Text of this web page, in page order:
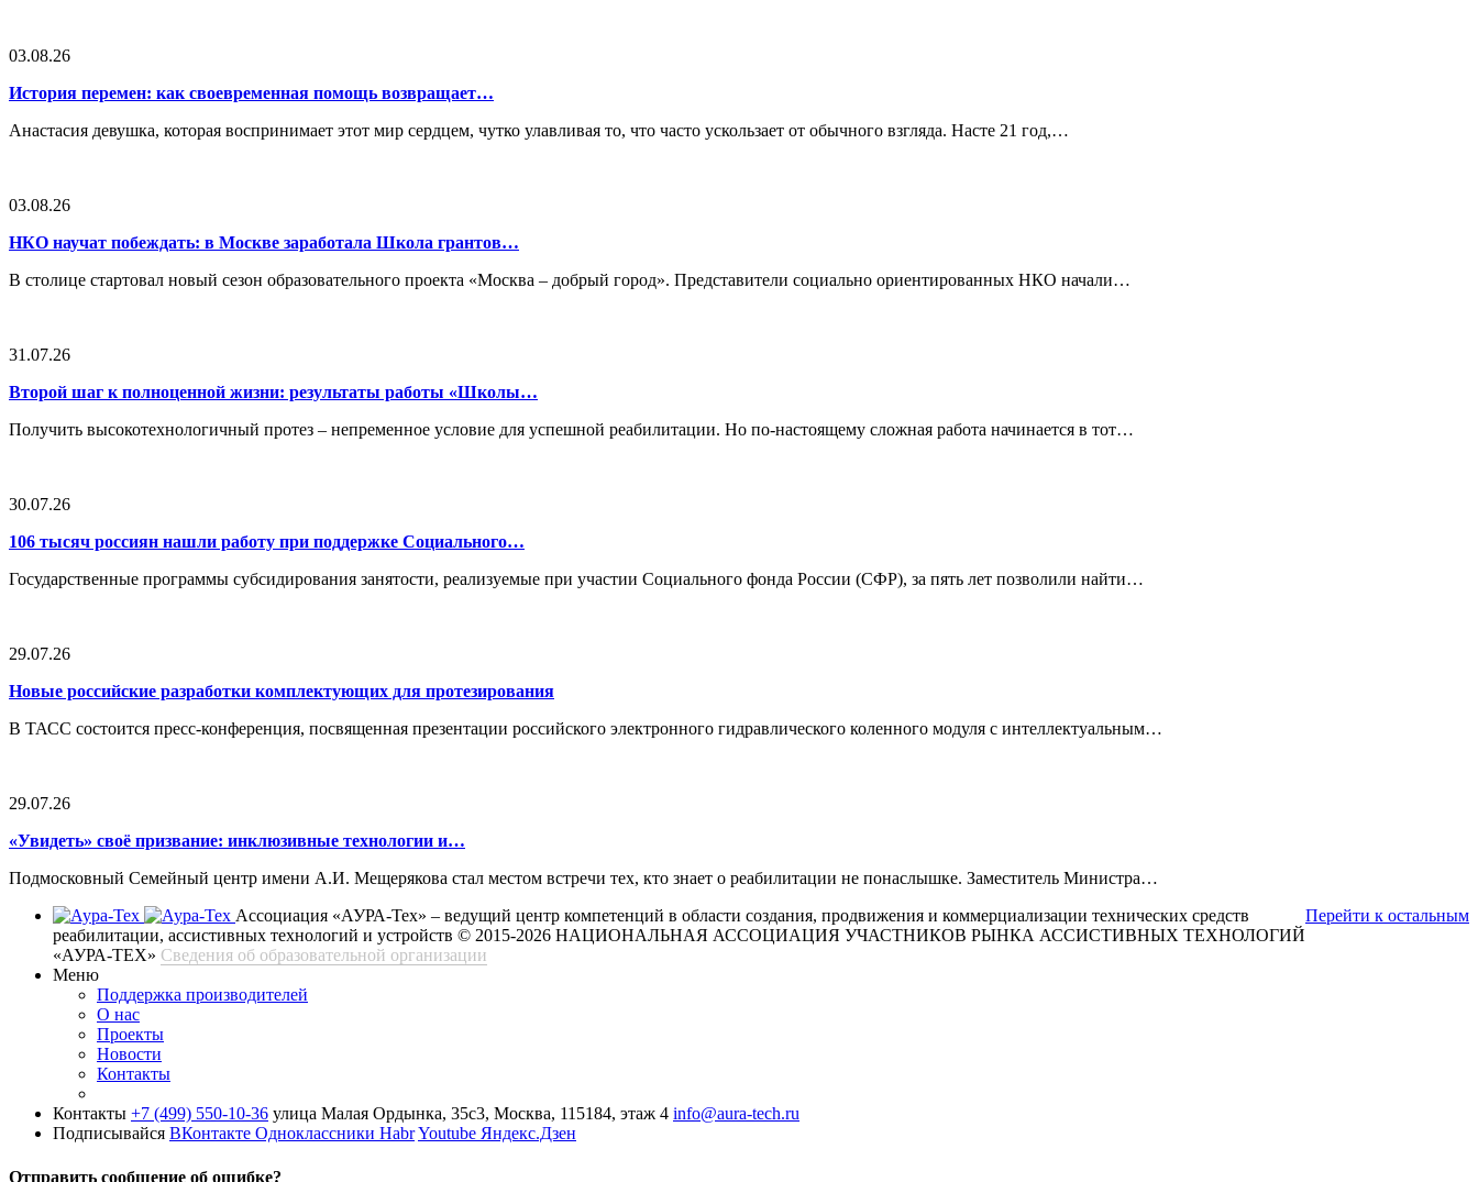
03.08.26
История перемен: как своевременная помощь возвращает…
Анастасия девушка, которая воспринимает этот мир сердцем, чутко улавливая то, что часто ускользает от обычного взгляда. Насте 21 год,…
03.08.26
НКО научат побеждать: в Москве заработала Школа грантов…
В столице стартовал новый сезон образовательного проекта «Москва – добрый город». Представители социально ориентированных НКО начали…
31.07.26
Второй шаг к полноценной жизни: результаты работы «Школы…
Получить высокотехнологичный протез – непременное условие для успешной реабилитации. Но по-настоящему сложная работа начинается в тот…
30.07.26
106 тысяч россиян нашли работу при поддержке Социального…
Государственные программы субсидирования занятости, реализуемые при участии Социального фонда России (СФР), за пять лет позволили найти…
29.07.26
Новые российские разработки комплектующих для протезирования
В ТАСС состоится пресс-конференция, посвященная презентации российского электронного гидравлического коленного модуля с интеллектуальным…
29.07.26
«Увидеть» своё призвание: инклюзивные технологии и…
Подмосковный Семейный центр имени А.И. Мещерякова стал местом встречи тех, кто знает о реабилитации не понаслышке. Заместитель Министра…
Перейти к остальным
Ассоциация «АУРА-Тех» – ведущий центр компетенций в области создания, продвижения и коммерциализации технических средств
реабилитации, ассистивных технологий и устройств © 2015-2026 НАЦИОНАЛЬНАЯ АССОЦИАЦИЯ УЧАСТНИКОВ РЫНКА АССИСТИВНЫХ ТЕХНОЛОГИЙ
«АУРА-ТЕХ» Сведения об образовательной организации
Меню
Поддержка производителей
О нас
Проекты
Новости
Контакты
Контакты +7 (499) 550-10-36 улица Малая Ордынка, 35с3, Москва, 115184, этаж 4 info@aura-tech.ru
Подписывайся ВКонтакте Одноклассники HabrYoutube Яндекс.Дзен
Отправить сообщение об ошибке?